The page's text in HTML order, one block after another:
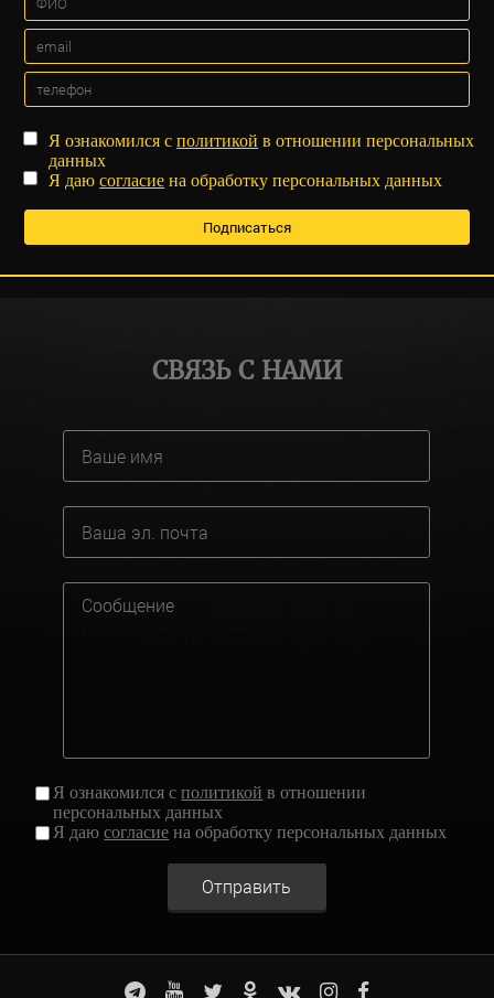
Я ознакомился сполитикой в отношении персональных
данных
Я даюсогласие на обработку персональных данных
СВЯЗЬ С НАМИ
Я ознакомился сполитикой в отношении
персональных данных
Я даюсогласие на обработку персональных данных
Отправить